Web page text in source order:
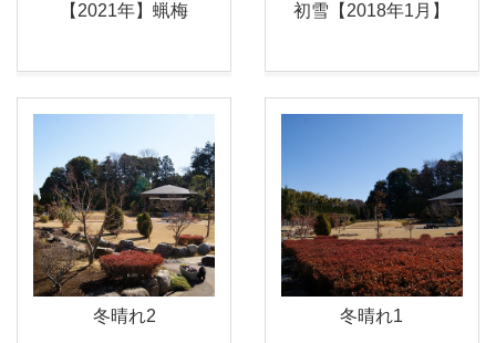
【2021年】蝋梅 初雪【2018年1月】
冬晴れ2 冬晴れ1